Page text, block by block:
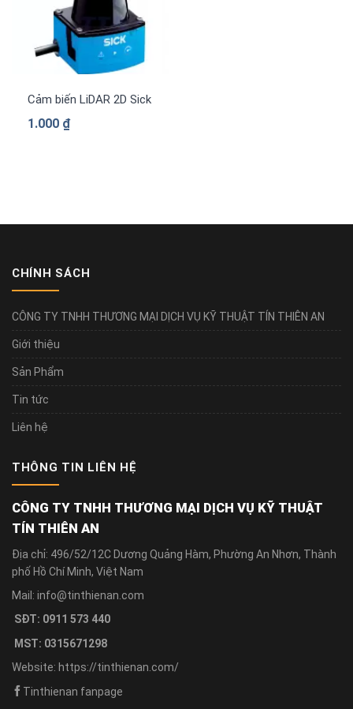
Cảm biến LiDAR 2D Sick TIM320-1031000
1.000 ₫
CHÍNH SÁCH
CÔNG TY TNHH THƯƠNG MẠI DỊCH VỤ KỸ THUẬT TÍN THIÊN AN
Giới thiệu
Sản Phẩm
Tin tức
Liên hệ
THÔNG TIN LIÊN HỆ
CÔNG TY TNHH THƯƠNG MẠI DỊCH VỤ KỸ THUẬT
TÍN THIÊN AN
Địa chỉ: 496/52/12C Dương Quảng Hàm, Phường An Nhơn, Thành
phố Hồ Chí Minh, Việt Nam
Mail: info@tinthienan.com
SĐT: 0911 573 440
MST: 0315671298
Website: https://tinthienan.com/
Tinthienan fanpage